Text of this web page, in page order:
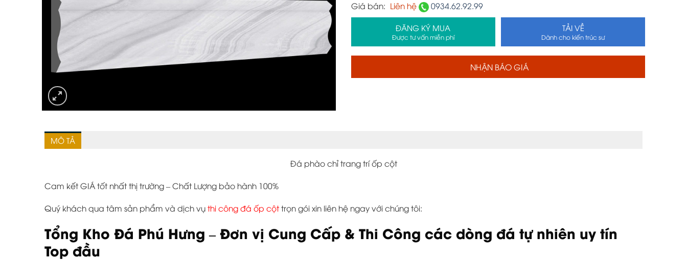
Giá bán: Liên hệ 0934.62.92.99
ĐĂNG KÝ MUA
Được tư vấn miễn phí
TẢI VỀ
Dành cho kiến trúc sư
NHẬN BÁO GIÁ
MÔ TẢ
Đá phào chỉ trang trí ốp cột
Cam kết GIÁ tốt nhất thị trường – Chất Lượng bảo hành 100%
Quý khách qua tâm sản phẩm và dịch vụthi công đá ốp cộttrọn gói xin liên hệ ngay với chúng tôi:
Tổng Kho Đá Phú Hưng – Đơn vị Cung Cấp & Thi Công các dòng đá tự nhiên uy tín
Top đầu